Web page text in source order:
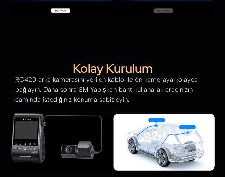
Kolay Kurulum
RC420 arka kamerasını verilen kablo ile ön kameraya kolayca
bağlayın. Daha sonra 3M Yapışkan bant kullanarak aracınızın
camında istediğiniz konuma sabitleyin.